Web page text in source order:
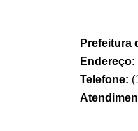
Prefeitura
Endereço:
Telefone: